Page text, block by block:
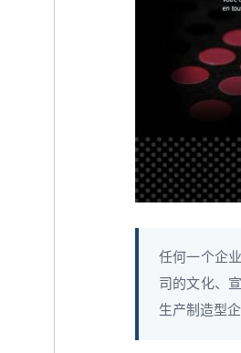
任何一个企
司的文化、
生产制造型